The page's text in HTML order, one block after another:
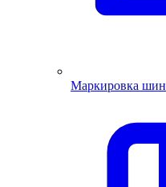
Маркировка шин